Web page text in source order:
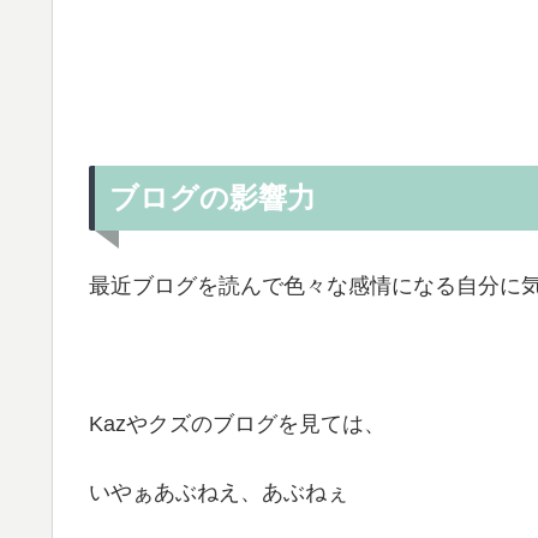
ブログの影響力
最近ブログを読んで色々な感情になる自分に
Kazやクズのブログを見ては、
いやぁあぶねえ、あぶねぇ